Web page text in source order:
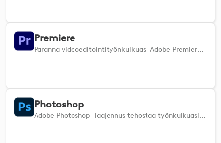
Premiere
Paranna videoeditointityönkulkuasi Adobe Premiere Prossa. Tämä lisäosa integroituu saumattomasti Premiere Pro -ohjelmaan ja tarjoaa suoran hallinnan tärkeimpiin toimintoihin Logi-laitteistasi. Leikkaa, trimmaa, järjestele leikkeitä, säädä äänitasoja, sovita siirtymiä ja hallitse toistoa intuitiivisesti tuntoaistimilla. Navigoi aikajanoilla, säädä tehosteita, hallitse avainkehyksiä ja vaihda editointitilojen välillä vaivattomasti. Tämä lisäosa tehostaa Premiere Pro -kokemustasi, olipa kyse monimutkaisista projekteista tai pienistä muutoksista, ja tarjoaa tarkkaa hallintaa ja lisää tehokkuutta kaikkiin videoeditointitehtäviisi.
Photoshop
Adobe Photoshop -laajennus tehostaa työnkulkuasi tarjoamalla saumattoman integroinnin useiden sovellustoimintojen kanssa.